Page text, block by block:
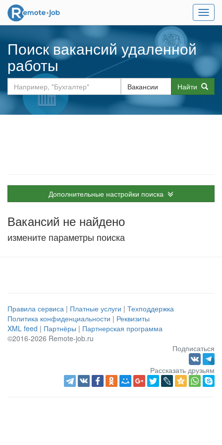
Меню
Поиск вакансий удаленной
работы
Найти
Дополнительные настройки поиска
Вакансий не найдено
измените параметры поиска
Правила сервиса | Платные услуги | Техподдержка
Политика конфиденциальности | Реквизиты
XML feed | Партнёры | Партнерская программа
©2016-2026 Remote-job.ru
Подписаться
Рассказать друзьям